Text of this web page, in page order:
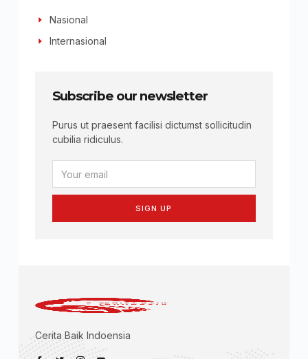
Nasional
Internasional
Subscribe our newsletter
Purus ut praesent facilisi dictumst sollicitudin
cubilia ridiculus.
SIGN UP
Cerita Baik Indoensia